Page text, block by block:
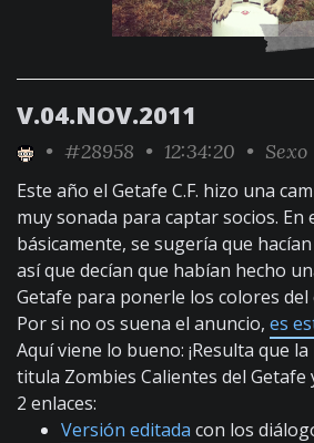
V.04.NOV.2011
• #28958 • 12:34:20 • Sexo
Este año el Getafe C.F. hizo una
muy sonada para captar socios. En
básicamente, se sugería que
así que decían que habían hecho
Getafe para ponerle los colores
Por si no os suena el anuncio, es
Aquí viene lo bueno: ¡Resulta que
titula Zombies Calientes del Getafe
2 enlaces:
Versión editada con los